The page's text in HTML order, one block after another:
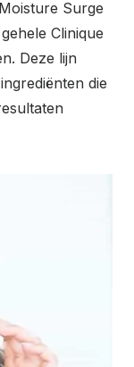
Surge
Clinique
Deze lijn
die